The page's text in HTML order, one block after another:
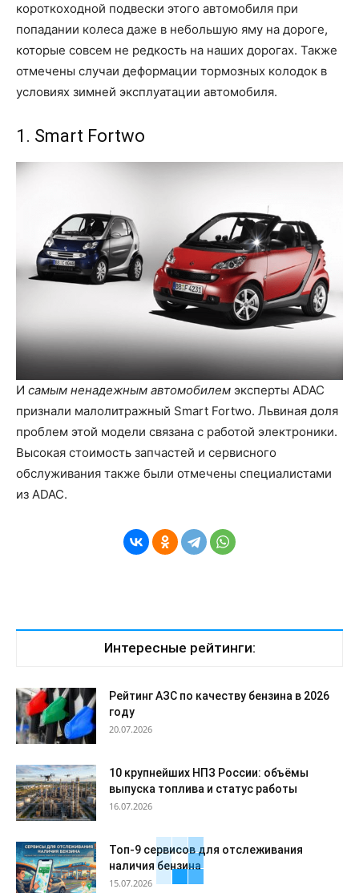
короткоходной подвески этого автомобиля при
попадании колеса даже в небольшую яму на дороге,
которые совсем не редкость на наших дорогах. Также
отмечены случаи деформации тормозных колодок в
условиях зимней эксплуатации автомобиля.
1. Smart Fortwo
И самым ненадежным автомобилем эксперты ADAC
признали малолитражный Smart Fortwo. Львиная доля
проблем этой модели связана с работой электроники.
Высокая стоимость запчастей и сервисного
обслуживания также были отмечены специалистами
из ADAC.
Интересные рейтинги:
Рейтинг АЗС по качеству бензина в 2026
году
20.07.2026
10 крупнейших НПЗ России: объёмы
выпуска топлива и статус работы
16.07.2026
Топ-9 сервисов для отслеживания
наличия бензина
15.07.2026